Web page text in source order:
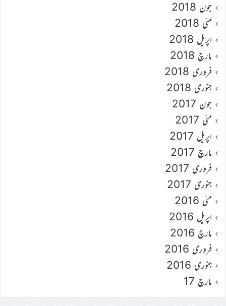
جون 2018
مئی 2018
اپریل 2018
مارچ 2018
فروری 2018
جنوری 2018
جون 2017
مئی 2017
اپریل 2017
مارچ 2017
فروری 2017
جنوری 2017
مئی 2016
اپریل 2016
مارچ 2016
فروری 2016
جنوری 2016
مارچ 17